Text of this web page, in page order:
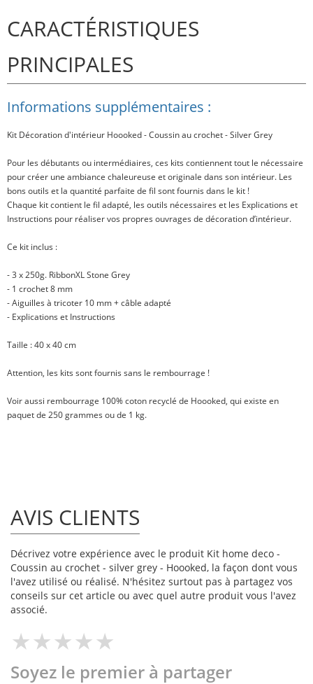
CARACTÉRISTIQUES
PRINCIPALES
Informations supplémentaires :
Kit Décoration d'intérieur Hoooked - Coussin au crochet - Silver Grey
Pour les débutants ou intermédiaires, ces kits contiennent tout le nécessaire
pour créer une ambiance chaleureuse et originale dans son intérieur. Les
bons outils et la quantité parfaite de fil sont fournis dans le kit !
Chaque kit contient le fil adapté, les outils nécessaires et les Explications et
Instructions pour réaliser vos propres ouvrages de décoration d’intérieur.
Ce kit inclus :
- 3 x 250g. RibbonXL Stone Grey
- 1 crochet 8 mm
- Aiguilles à tricoter 10 mm + câble adapté
- Explications et Instructions
Taille : 40 x 40 cm
Attention, les kits sont fournis sans le rembourrage !
Voir aussi rembourrage 100% coton recyclé de Hoooked, qui existe en
paquet de 250 grammes oude 1 kg.
AVIS CLIENTS
Décrivez votre expérience avec le produit Kit home deco -
Coussin au crochet - silver grey - Hoooked, la façon dont vous
l'avez utilisé ou réalisé. N'hésitez surtout pas à partagez vos
conseils sur cet article ou avec quel autre produit vous l'avez
associé.
Soyez le premier à partager